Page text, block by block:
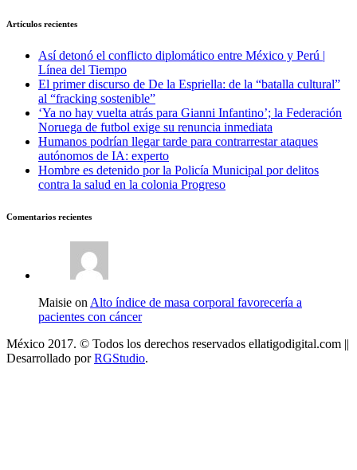
Artículos recientes
Así detonó el conflicto diplomático entre México y Perú |
Línea del Tiempo
El primer discurso de De la Espriella: de la “batalla cultural”
al “fracking sostenible”
‘Ya no hay vuelta atrás para Gianni Infantino’; la Federación
Noruega de futbol exige su renuncia inmediata
Humanos podrían llegar tarde para contrarrestar ataques
autónomos de IA: experto
Hombre es detenido por la Policía Municipal por delitos
contra la salud en la colonia Progreso
Comentarios recientes
Maisie on Alto índice de masa corporal favorecería a
pacientes con cáncer
México 2017. © Todos los derechos reservados ellatigodigital.com ||
Desarrollado porRGStudio.